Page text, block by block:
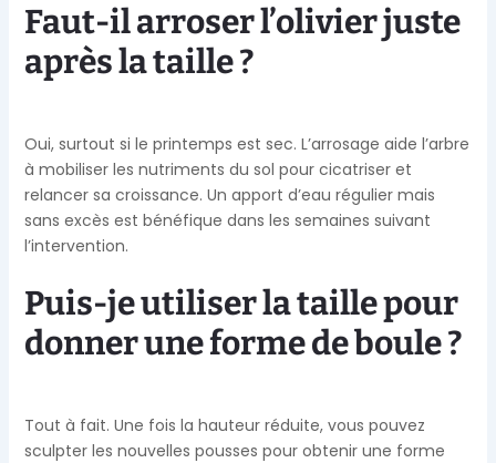
Faut-il arroser l’olivier juste
après la taille ?
Oui, surtout si le printemps est sec. L’arrosage aide l’arbre
à mobiliser les nutriments du sol pour cicatriser et
relancer sa croissance. Un apport d’eau régulier mais
sans excès est bénéfique dans les semaines suivant
l’intervention.
Puis-je utiliser la taille pour
donner une forme de boule ?
Tout à fait. Une fois la hauteur réduite, vous pouvez
sculpter les nouvelles pousses pour obtenir une forme